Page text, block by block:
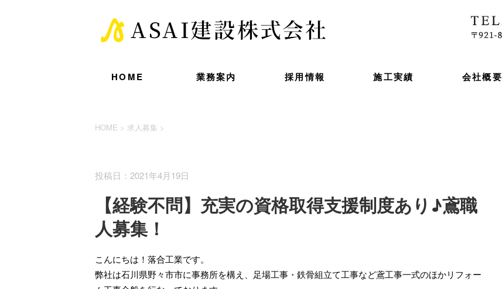
HOME 業務案内 採用情報 施工実績 会社概要
HOME > 求人募集 >
投稿日：2021年4月19日
【経験不問】充実の資格取得支援制度あり♪鳶職
人募集！
こんにちは！落合工業です。
弊社は石川県野々市市に事務所を構え、足場工事・鉄骨組立て工事など鳶工事一式のほかリフォー